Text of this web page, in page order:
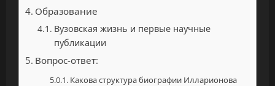
Образование
Вузовская жизнь и первые научные
публикации
Вопрос-ответ:
Какова структура биографии Илларионова